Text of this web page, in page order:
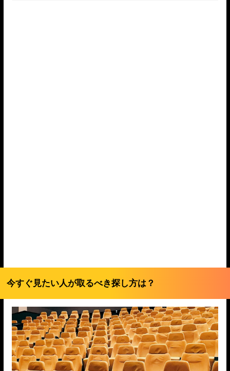
今すぐ見たい人が取るべき探し方は？